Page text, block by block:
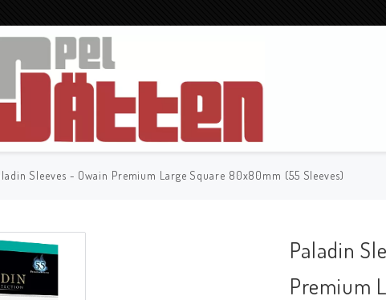
Sleeves - Owain Premium Large Square 80x80mm (55 Sleeves)
Paladin
Premium